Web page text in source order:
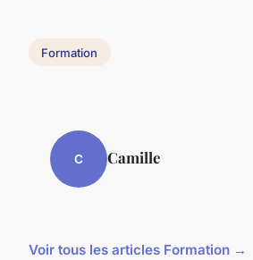
Formation
C Camille
Voir tous les articles Formation →